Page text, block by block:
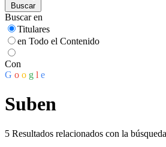
Buscar
Buscar en
Titulares
en Todo el Contenido
Con
G o o g l e
Suben
5 Resultados relacionados con la búsqueda